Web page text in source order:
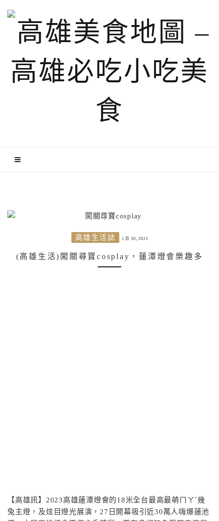
高雄生活誌 1 月 30, 2023
(高雄生活)闖關尋寶cosplay，蓮潭燈會樂趣多
【高雄訊】2023高雄蓮潭燈會的18米全台最高最萌ㄇㄚˊ幾
兔主燈，及炫目燈光展演，27日開幕吸引近30萬人嗨爆蓮池